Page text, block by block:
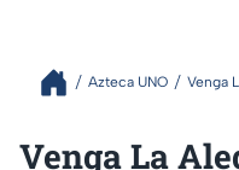
Azteca UNO Venga
Venga La